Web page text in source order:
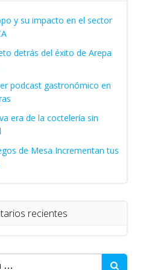
y su impacto en el sector
detrás del éxito de Arepa
podcast gastronómico en
era de la coctelería sin
de Mesa Incrementan tus
recientes